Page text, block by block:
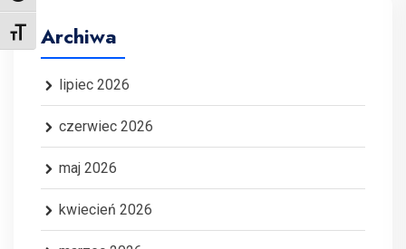
Toggle Font size
Archiwa
lipiec 2026
czerwiec 2026
maj 2026
kwiecień 2026